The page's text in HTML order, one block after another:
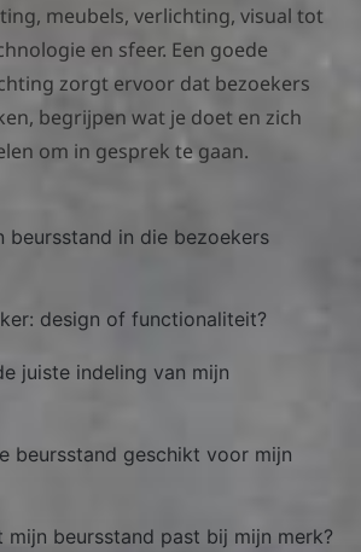
meubels, verlichting, visual tot
en sfeer. Een goede
zorgt ervoor dat bezoekers
begrijpen wat je doet en zich
om in gesprek te gaan.
beursstand in die bezoekers
design of functionaliteit?
juiste indeling van mijn
beursstand geschikt voor mijn
beursstand past bij mijn merk?